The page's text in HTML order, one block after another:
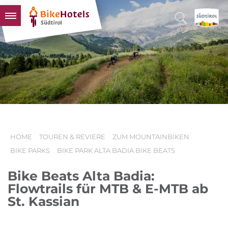
BIKEHOTELS
HOTELS & PAKETE
TOUREN & REVIERE
SÜDTIROL & WIR
HOME TOUREN & REVIERE
ZUM MOUNTAINBIKEN
BIKE PARKS
BIKE PARK ALTA BADIA BIKE BEATS
Bike Beats Alta Badia:
Flowtrails für MTB & E-MTB ab
St. Kassian